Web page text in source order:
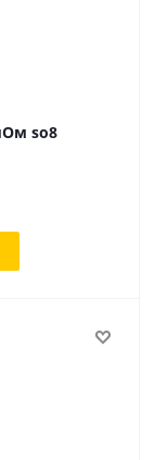
AO4828 2xnМОП 60В/4,5А/56мОм so8